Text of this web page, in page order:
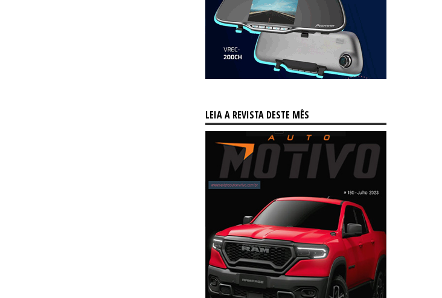
LEIA A REVISTA DESTE MÊS